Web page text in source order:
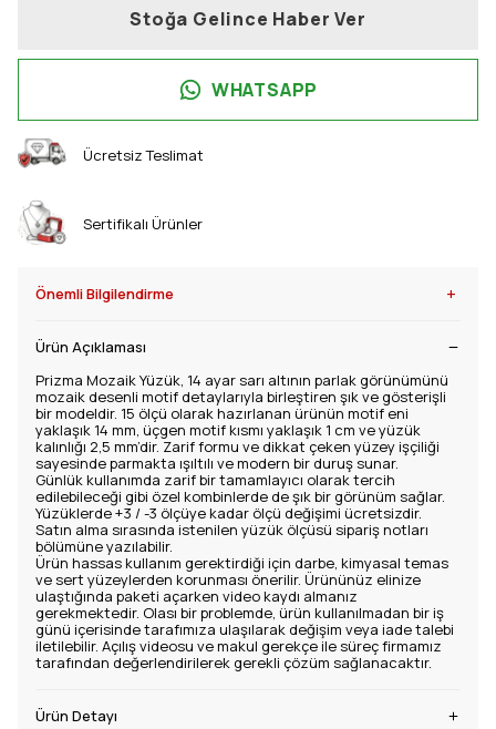
Stoğa Gelince Haber Ver
WHATSAPP
Ücretsiz Teslimat
Sertifikalı Ürünler
Önemli Bilgilendirme +
Ürün Açıklaması
Prizma Mozaik Yüzük, 14 ayar sarı altının parlak görünümünü
mozaik desenli motif detaylarıyla birleştiren şık ve gösterişli
bir modeldir. 15 ölçü olarak hazırlanan ürünün motif eni
yaklaşık 14 mm, üçgen motif kısmı yaklaşık 1 cm ve yüzük
kalınlığı 2,5 mm’dir. Zarif formu ve dikkat çeken yüzey işçiliği
sayesinde parmakta ışıltılı ve modern bir duruş sunar.
Günlük kullanımda zarif bir tamamlayıcı olarak tercih
edilebileceği gibi özel kombinlerde de şık bir görünüm sağlar.
Yüzüklerde +3 / -3 ölçüye kadar ölçü değişimi ücretsizdir.
Satın alma sırasında istenilen yüzük ölçüsü sipariş notları
bölümüne yazılabilir.
Ürün hassas kullanım gerektirdiği için darbe, kimyasal temas
ve sert yüzeylerden korunması önerilir. Ürününüz elinize
ulaştığında paketi açarken video kaydı almanız
gerekmektedir. Olası bir problemde, ürün kullanılmadan bir iş
günü içerisinde tarafımıza ulaşılarak değişim veya iade talebi
iletilebilir. Açılış videosu ve makul gerekçe ile süreç firmamız
tarafından değerlendirilerek gerekli çözüm sağlanacaktır.
Ürün Detayı